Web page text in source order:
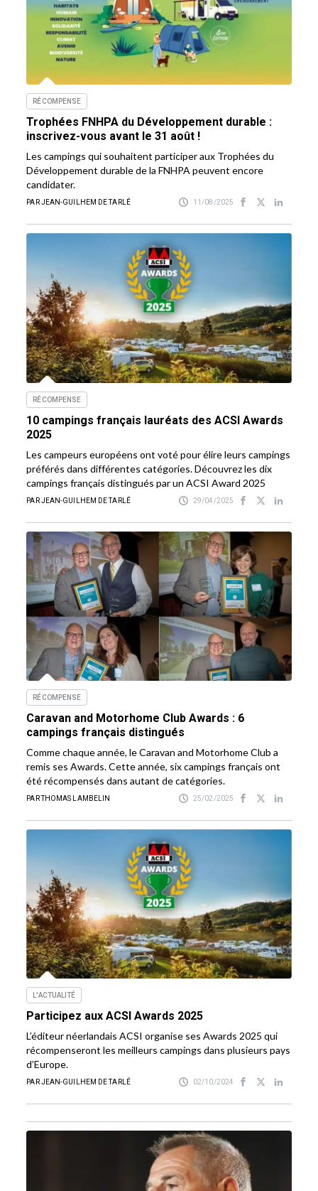
RÉCOMPENSE
Trophées FNHPA du Développement durable :
inscrivez-vous avant le 31 août !
Les campings qui souhaitent participer aux Trophées du
Développement durable de la FNHPA peuvent encore
candidater.
PAR JEAN-GUILHEM DE TARLÉ 11/08/2025
RÉCOMPENSE
10 campings français lauréats des ACSI Awards
2025
Les campeurs européens ont voté pour élire leurs campings
préférés dans différentes catégories. Découvrez les dix
campings français distingués par un ACSI Award 2025
PAR JEAN-GUILHEM DE TARLÉ 29/04/2025
RÉCOMPENSE
Caravan and Motorhome Club Awards : 6
campings français distingués
Comme chaque année, le Caravan and Motorhome Club a
remis ses Awards. Cette année, six campings français ont
été récompensés dans autant de catégories.
PAR THOMAS LAMBELIN 25/02/2025
L'ACTUALITÉ
Participez aux ACSI Awards 2025
L’éditeur néerlandais ACSI organise ses Awards 2025 qui
récompenseront les meilleurs campings dans plusieurs pays
d’Europe.
PAR JEAN-GUILHEM DE TARLÉ 02/10/2024